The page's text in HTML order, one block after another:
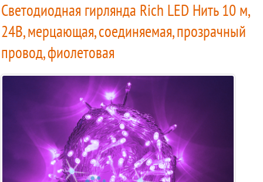
Светодиодная гирлянда Rich LED Нить 10 м,
24В, мерцающая, соединяемая, прозрачный
провод, фиолетовая